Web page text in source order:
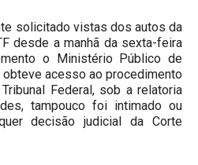
solicitado vistas dos autos da
desde a manhã da sexta-feira
o Ministério Público de
obteve acesso ao procedimento
Federal, sob a relatoria
tampouco foi intimado ou
decisão judicial da Corte